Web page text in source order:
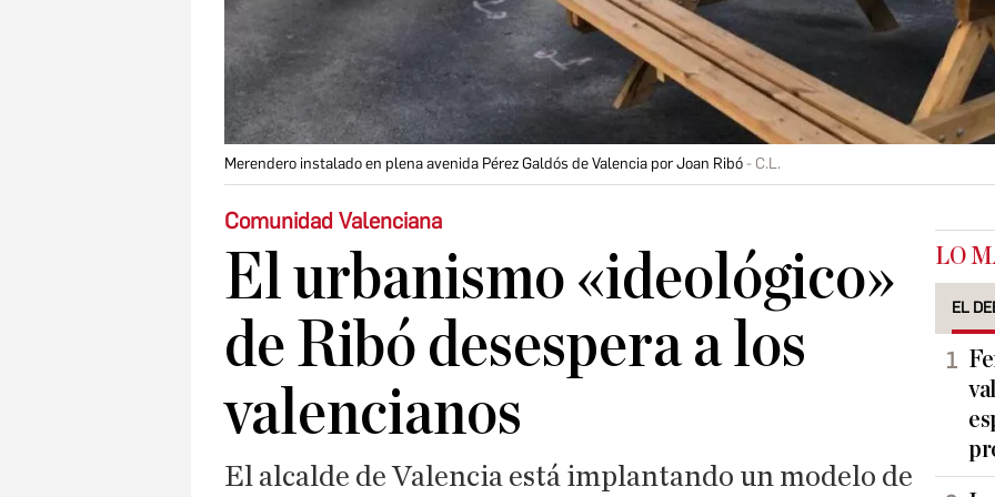
Merendero instalado en plena avenida Pérez Galdós de Valencia por Joan Ribó C.L.
Comunidad Valenciana
El urbanismo «ideológico»
de Ribó desespera a los
valencianos
El alcalde de Valencia está implantando un modelo de
LO
EL